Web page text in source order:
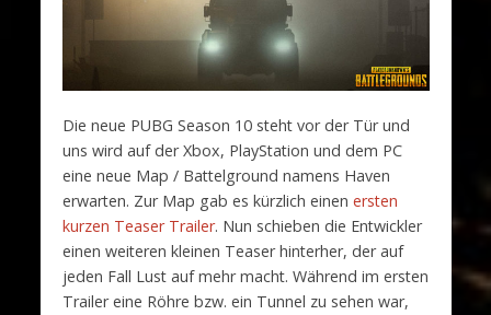
Die neue PUBG Season 10 steht vor der Tür und
uns wird auf der Xbox, PlayStation und dem PC
eine neue Map / Battelground namens Haven
erwarten. Zur Map gab es kürzlich einen ersten
kurzen Teaser Trailer. Nun schieben die Entwickler
einen weiteren kleinen Teaser hinterher, der auf
jeden Fall Lust auf mehr macht. Während im ersten
Trailer eine Röhre bzw. ein Tunnel zu sehen war,